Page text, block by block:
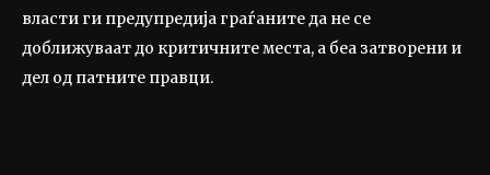
власти ги предупредија граѓаните да не се
доближуваат до критичните места, а беа затворени и
дел од патните правци.